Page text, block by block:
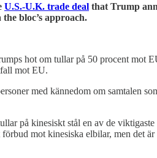
U.S.-U.K. trade deal that Trump
bloc’s approach.
hot om tullar på 50 procent mot
mot EU.
med kännedom om samtalen
på kinesiskt stål en av de
mot kinesiska elbilar, men det